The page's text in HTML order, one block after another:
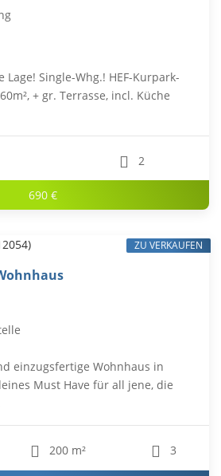
Lage! Single-Whg.! HEF-Kurpark-
+ gr. Terrasse, incl. Küche
2
690 €
einzugsfertige Wohnhaus in
Must Have für all jene, die
200 m² 3
ZU VERKAUFEN